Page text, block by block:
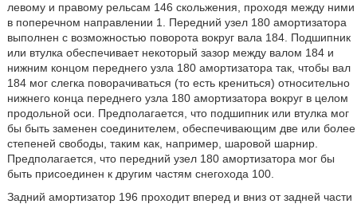
левому и правому рельсам 146 скольжения, проходя между ними
в поперечном направлении 1. Передний узел 180 амортизатора
выполнен с возможностью поворота вокруг вала 184. Подшипник
или втулка обеспечивает некоторый зазор между валом 184 и
нижним концом переднего узла 180 амортизатора так, чтобы вал
184 мог слегка поворачиваться (то есть крениться) относительно
нижнего конца переднего узла 180 амортизатора вокруг в целом
продольной оси. Предполагается, что подшипник или втулка мог
бы быть заменен соединителем, обеспечивающим две или более
степеней свободы, таким как, например, шаровой шарнир.
Предполагается, что передний узел 180 амортизатора мог бы
быть присоединен к другим частям снегохода 100.
Задний амортизатор 196 проходит вперед и вниз от задней части